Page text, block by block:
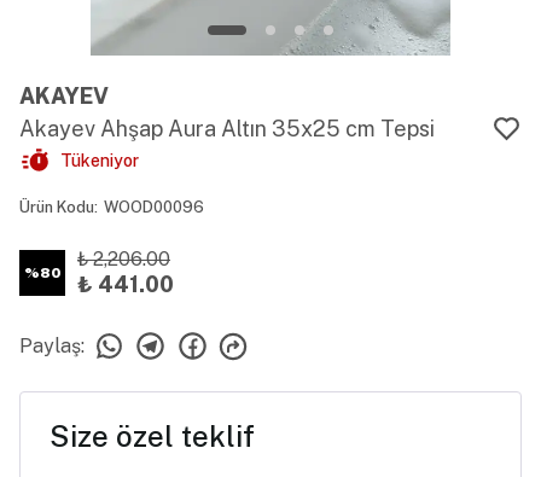
AKAYEV
Akayev Ahşap Aura Altın 35x25 cm Tepsi
Tükeniyor
Ürün Kodu: WOOD00096
%80
₺ 2,206.00
₺ 441.00
Paylaş:
Size özel teklif